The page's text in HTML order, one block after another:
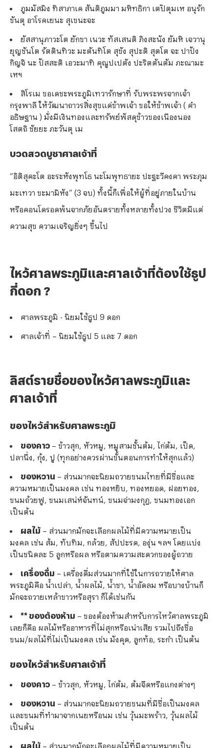
ภูมมัสมิง ทิสาภาเค สันติภูมมา มหิทธิกา เตปิตุมเห อนุรัก
ขันตุ อาโรคเยนะ สุเขนะจะ
ยัสสานุภาวะโต ยักขา เนวะ ทัสเสนติ ภิงสะนัง ยัมหิ เจวานุ
ยุญชันโต รัตตินทิวะ มะตันทิโต สุขัง สุปะติ สุตโต จะ ปาปัง
กิญจิ นะ ปัสสะติ เอวะมาทิ คุณูปเปตัง ปะริตตันตัม ภะณามะ
เหฯ
สิโรเม ขอเดชะพระภูมิเทวารักษาที่ รับพระพรจากเจ้า
กรุงพาลี ให้วัฒนาถาวรสิ่งสุขแด่ข้าพเจ้า ขอให้ข้าพเจ้า ( คำ
อธิษฐาน ) มั่งมีเงินทองและทรัพย์พัสดุข้าวของเนืองนอง
โสตถิ ชัยยะ ภะวันตุ เม
บวดสวดบูชาศาลเจ้าที่
“อิติสุคะโต อะระหังพุทโธ นะโมพุทธายะ ปะฐะวีคงคา พระภุม
มะเทวา ขะมามิหัง” (3 จบ) ทั้งนี้ก็เพื่อให้ผู้ที่อยู่ภายในบ้าน
หรือคอนโดรอดพ้นจากภัยอันตรายทั้งหลายทั้งปวง ชีวิตมีแต่
ความสุข ความเจริญยิ่งๆ ขึ้นไป
ไหว้ศาลพระภูมิและศาลเจ้าที่ต้องใช้ธูป
กี่ดอก ?
ศาลพระภูมิ - นิยมใช้ธูป 9 ดอก
ศาลเจ้าที่ – นิยมใช้ธูป 5 และ 7 ดอก
ลิสต์รายชื่อของไหว้ศาลพระภูมิและ
ศาลเจ้าที่
ของไหว้สำหรับศาลพระภูมิ
ของคาว – ข้าวสุก, หัวหมู, หมูสามชั้นต้ม, ไก่ต้ม, เป็ด,
ปลานึ่ง, กุ้ง, ปู (ทุกอย่างควรผ่านขั้นตอนการทำให้สุกแล้ว)
ของหวาน – ส่วนมากจะนิยมถวายขนมไทยที่มีชื่อและ
ความหมายเป็นมงคล เช่น ทองหยิบ, ทองหยอด, ฝอยทอง,
ขนมถ้วยฟู, ขนมเสน่ห์จันทน์, ขนมจ่ามงกุฎ, ขนมทองเอก
เป็นต้น
ผลไม้ – ส่วนมากมักจะเลือกผลไม้ที่มีความหมายเป็น
มงคล เช่น ส้ม, ทับทิม, กล้วย, สัปปะรด, องุ่น ฯลฯ โดยแบ่ง
เป็นชนิดละ 5 ลูกหรือผล หรือตามความสะดวกของผู้ถวาย
เครื่องดื่ม – เครื่องดื่มส่วนมากที่ใช้ในการถวายให้ศาล
พระภูมิคือ น้ำเปล่า, น้ำผลไม้, น้ำชา, น้ำอัดลม หรือบางบ้านก็
มักจะถวายเหล้าขาวหรือสุรา ก็ได้เช่นกัน
** ของต้องห้าม – ของต้องห้ามสำหรับการไหว้ศาลพระภูมิ
เลยก็คือ ผลไม้หรืออาหารที่ไม่สุกหรือเน่าเสีย รวมไปถึงชื่อ
ขนม/ผลไม้ที่ไม่เป็นมงคล เช่น มังคุด, ลูกท้อ, ระกำ เป็นต้น
ของไหว้สำหรับศาลเจ้าที่
ของคาว – ข้าวสุก, หัวหมู, ไก่ต้ม, ต้มจืดหรือแกงต่างๆ
ของหวาน – ส่วนมากจะนิยมถวายขนมที่มีชื่อเป็นมงคล
และขนมที่ทำมาจากเนยหรือนม เช่น วุ้นมะพร้าว, วุ้นผลไม้
เป็นต้น
ผลไม้ – ส่วนมากมักจะเลือกผลไม้ที่มีความหมายเป็น